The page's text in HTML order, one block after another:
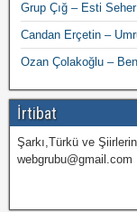
Grup Çığ – Esti
Candan Erçetin –
Ozan Çolakoğlu –
İrtibat
Şarkı,Türkü ve
webgrubu@gmail.com